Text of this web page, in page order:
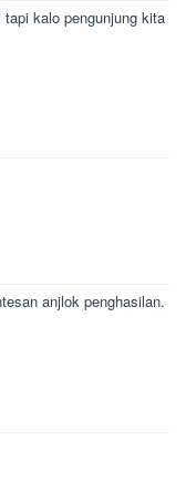
kalo pengunjung kita
anjlok penghasilan.